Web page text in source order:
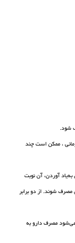
شود.
، ممکن است چند
آوردن، آن نوبت
شوند. از دو برابر
مصرف دارو به